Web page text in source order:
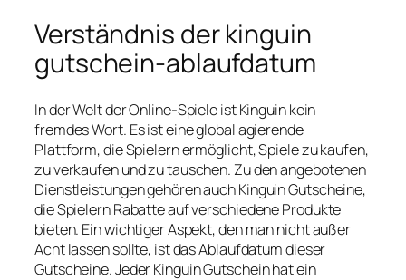
Verständnis der kinguin
gutschein-ablaufdatum
In der Welt der Online-Spiele ist Kinguin kein
fremdes Wort. Es ist eine global agierende
Plattform, die Spielern ermöglicht, Spiele zu kaufen,
zu verkaufen und zu tauschen. Zu den angebotenen
Dienstleistungen gehören auch Kinguin Gutscheine,
die Spielern Rabatte auf verschiedene Produkte
bieten. Ein wichtiger Aspekt, den man nicht außer
Acht lassen sollte, ist das Ablaufdatum dieser
Gutscheine. Jeder Kinguin Gutschein hat ein